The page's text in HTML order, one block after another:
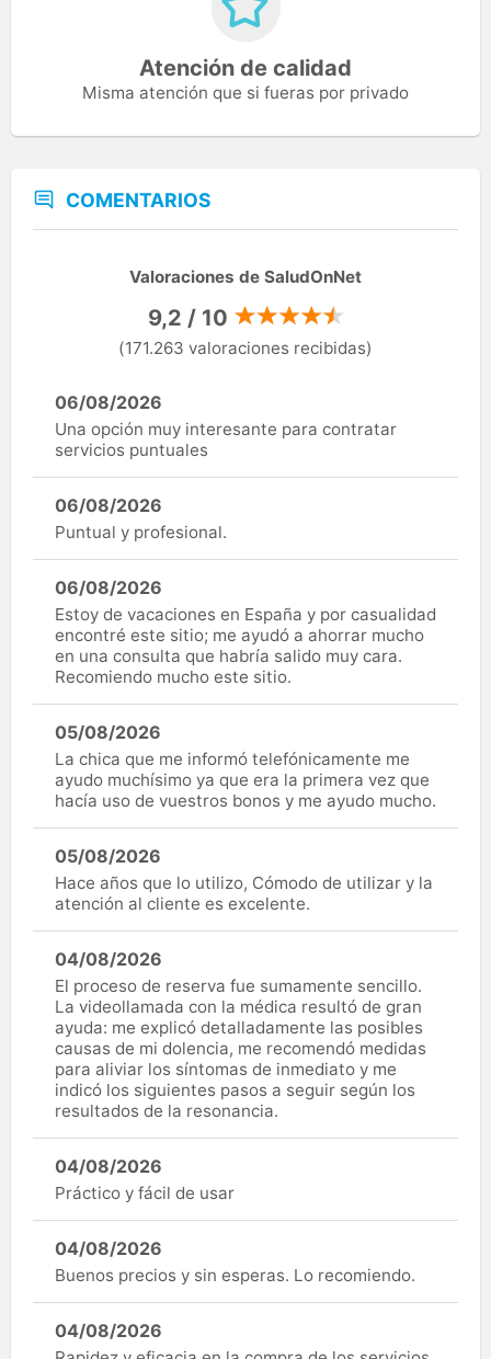
Atención de calidad
Misma atención que si fueras por privado
COMENTARIOS
Valoraciones de SaludOnNet
9,2 / 10
(171.263 valoraciones recibidas)
06/08/2026
Una opción muy interesante para contratar
servicios puntuales
06/08/2026
Puntual y profesional.
06/08/2026
Estoy de vacaciones en España y por casualidad
encontré este sitio; me ayudó a ahorrar mucho
en una consulta que habría salido muy cara.
Recomiendo mucho este sitio.
05/08/2026
La chica que me informó telefónicamente me
ayudo muchísimo ya que era la primera vez que
hacía uso de vuestros bonos y me ayudo mucho.
05/08/2026
Hace años que lo utilizo, Cómodo de utilizar y la
atención al cliente es excelente.
04/08/2026
El proceso de reserva fue sumamente sencillo.
La videollamada con la médica resultó de gran
ayuda: me explicó detalladamente las posibles
causas de mi dolencia, me recomendó medidas
para aliviar los síntomas de inmediato y me
indicó los siguientes pasos a seguir según los
resultados de la resonancia.
04/08/2026
Práctico y fácil de usar
04/08/2026
Buenos precios y sin esperas. Lo recomiendo.
04/08/2026